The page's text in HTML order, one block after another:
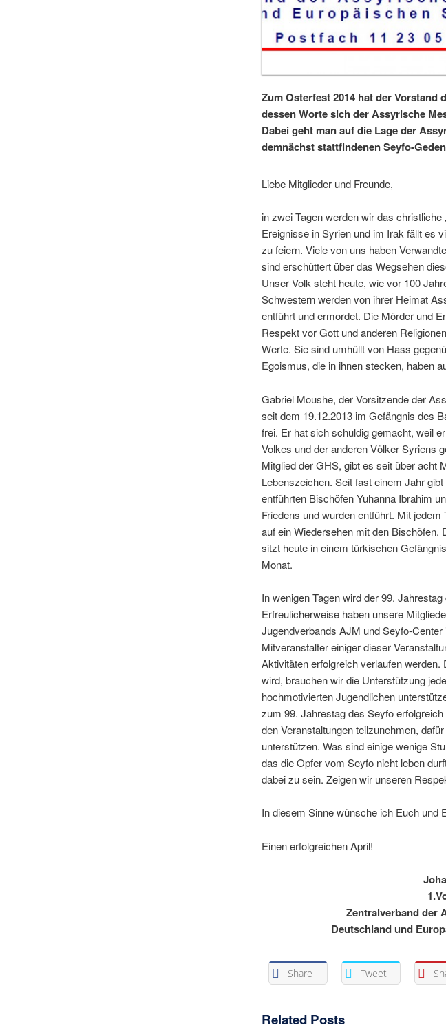
Zum Osterfest 2014 hat der Vorstand
dessen Worte sich der Assyrische
Dabei geht man auf die Lage der
demnächst stattfindenen Seyfo-
Liebe Mitglieder und Freunde,
in zwei Tagen werden wir das
Ereignisse in Syrien und im Irak fällt es
zu feiern. Viele von uns haben
sind erschüttert über das Wegsehen
Unser Volk steht heute, wie vor 100
Schwestern werden von ihrer Heimat
entführt und ermordet. Die Mörder und
Respekt vor Gott und anderen
Werte. Sie sind umhüllt von Hass
Egoismus, die in ihnen stecken, haben
Gabriel Moushe, der Vorsitzende der
seit dem 19.12.2013 im Gefängnis des
frei. Er hat sich schuldig gemacht, weil
Volkes und der anderen Völker Syriens
Mitglied der GHS, gibt es seit über acht
Lebenszeichen. Seit fast einem Jahr
entführten Bischöfen Yuhanna Ibrahim
Friedens und wurden entführt. Mit
auf ein Wiedersehen mit den
sitzt heute in einem türkischen
Monat.
In wenigen Tagen wird der 99.
Erfreulicherweise haben unsere
Jugendverbands AJM und Seyfo-
Mitveranstalter einiger dieser
Aktivitäten erfolgreich verlaufen
wird, brauchen wir die Unterstützung
hochmotivierten Jugendlichen
zum 99. Jahrestag des Seyfo
den Veranstaltungen teilzunehmen,
unterstützen. Was sind einige wenige
das die Opfer vom Seyfo nicht leben
dabei zu sein. Zeigen wir unseren
In diesem Sinne wünsche ich Euch und
Einen erfolgreichen April!
Zentralverband der
Deutschland und
Share Tweet
Related Posts